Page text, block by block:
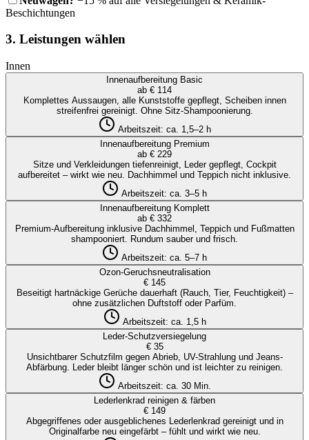
Beschichtungen
3. Leistungen wählen
Innen
Innenaufbereitung Basic
ab € 114
Komplettes Aussaugen, alle Kunststoffe gepflegt, Scheiben innen
streifenfrei gereinigt. Ohne Sitz-Shampoonierung.
Arbeitszeit: ca. 1,5–2 h
Innenaufbereitung Premium
ab € 229
Sitze und Verkleidungen tiefenreinigt, Leder gepflegt, Cockpit
aufbereitet – wirkt wie neu. Dachhimmel und Teppich nicht inklusive.
Arbeitszeit: ca. 3–5 h
Innenaufbereitung Komplett
ab € 332
Premium-Aufbereitung inklusive Dachhimmel, Teppich und Fußmatten
shampooniert. Rundum sauber und frisch.
Arbeitszeit: ca. 5–7 h
Ozon-Geruchsneutralisation
€ 145
Beseitigt hartnäckige Gerüche dauerhaft (Rauch, Tier, Feuchtigkeit) –
ohne zusätzlichen Duftstoff oder Parfüm.
Arbeitszeit: ca. 1,5 h
Leder-Schutzversiegelung
€ 35
Unsichtbarer Schutzfilm gegen Abrieb, UV-Strahlung und Jeans-
Abfärbung. Leder bleibt länger schön und ist leichter zu reinigen.
Arbeitszeit: ca. 30 Min.
Lederlenkrad reinigen & färben
€ 149
Abgegriffenes oder ausgeblichenes Lederlenkrad gereinigt und in
Originalfarbe neu eingefärbt – fühlt und wirkt wie neu.